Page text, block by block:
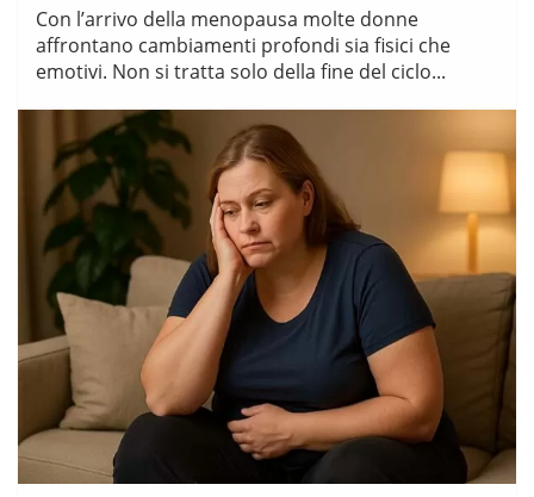
Con l’arrivo della menopausa molte donne
affrontano cambiamenti profondi sia fisici che
emotivi. Non si tratta solo della fine del ciclo...